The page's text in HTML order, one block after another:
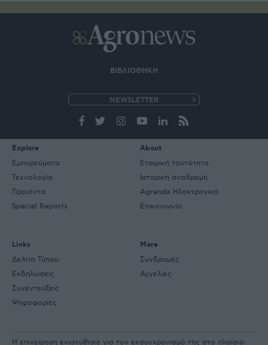
ΒΙΒΛΙΟΘΗΚΗ
mail
Explore
Εμπορεύματα
Τεχνολογία
Προιόντα
Special Reports
About
Εταιρική ταυτότητα
Ιστορική αναδρομή
Agrenda Ηλεκτρονικά
Επικοινωνία
Links
Δελτία Τύπου
Εκδηλώσεις
Συνεντεύξεις
Ψηφοφορίες
More
Συνδρομές
Αγγελίες
Η επιχείρηση ενισχύθηκε για τον εκσυγχρονισμό της στο πλαίσιο